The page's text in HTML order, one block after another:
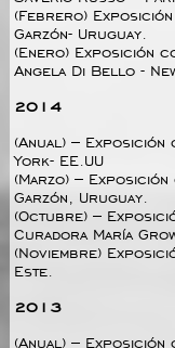
(Febrero)
Garzón- Uruguay.
(Enero) Exposición
Angela Di Bello -
2014
(Anual) –
York- EE.UU
(Marzo) –
Garzón, Uruguay.
(Octubre) –
Curadora María
(Noviembre)
Este.
2013
(Anual) –